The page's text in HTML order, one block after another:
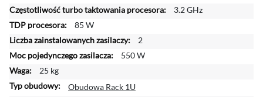
r
m
c
j
i
3.2 GHz
85 W
2
550 W
25 kg
Obudowa Rack 1U